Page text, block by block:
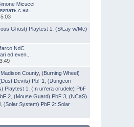
Micucci
с ни...
Ghost) Playtest 1 ,(S/Lay w/Me)
NdC
ed even...
County,(Burning Wheel)
Devils) PbF1 ,(Dungeon
Playtest 1 ,(In un'era crudele) PbF
2 ,(Mouse Guard) PbF 3 ,(NCaS)
,(Solar System) PbF 2: Solar